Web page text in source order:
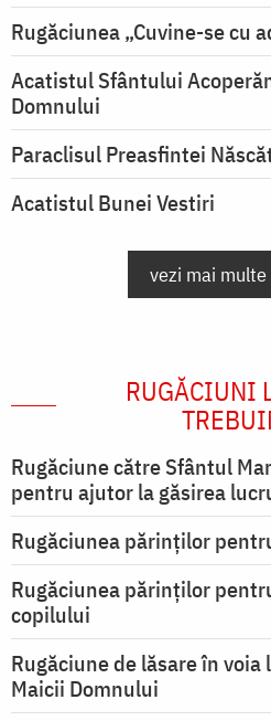
Rugăciunea „Cuvine-se cu
Acatistul Sfântului
Domnului
Paraclisul Preasfintei
Acatistul Bunei Vestiri
vezi mai
RUGĂCIUNI
Rugăciune către Sfântul
pentru ajutor la găsirea
Rugăciunea părinților
Rugăciunea părinților
copilului
Rugăciune de lăsare în voia
Maicii Domnului